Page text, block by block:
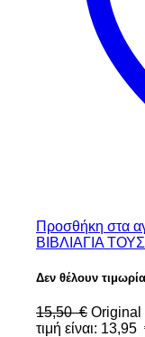
Προσθήκη στα
ΒΙΒΛΙΑΓΙΑ
Δεν θέλουν
15,50 € Original
τιμή είναι: 13,95